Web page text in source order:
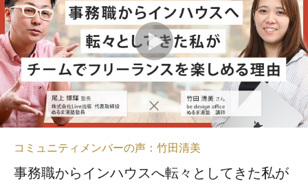
コミュニティメンバーの声：竹田清美
事務職からインハウスへ転々としてきた私が